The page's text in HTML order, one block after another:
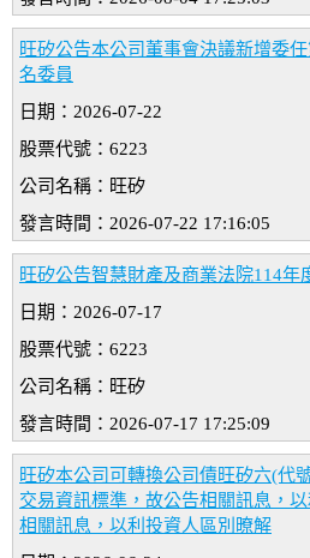
旺矽公告本公司董事會決議新增委
名委員
日期：2026-07-22
股票代號：6223
公司名稱：旺矽
發言時間：2026-07-22 17:16:05
旺矽公告智慧財產及商業法院114年
日期：2026-07-17
股票代號：6223
公司名稱：旺矽
發言時間：2026-07-17 17:25:09
旺矽本公司可轉換公司債旺矽六(代
交易資訊標準，故公告相關訊息，
相關訊息，以利投資人區別暸解